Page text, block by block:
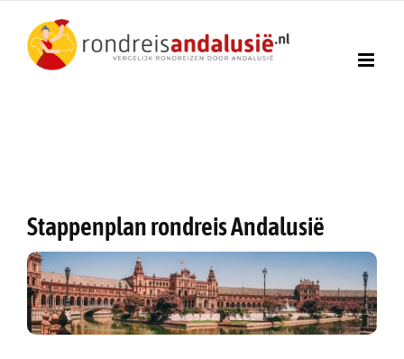
naar
inhoud
Stappenplan rondreis Andalusië